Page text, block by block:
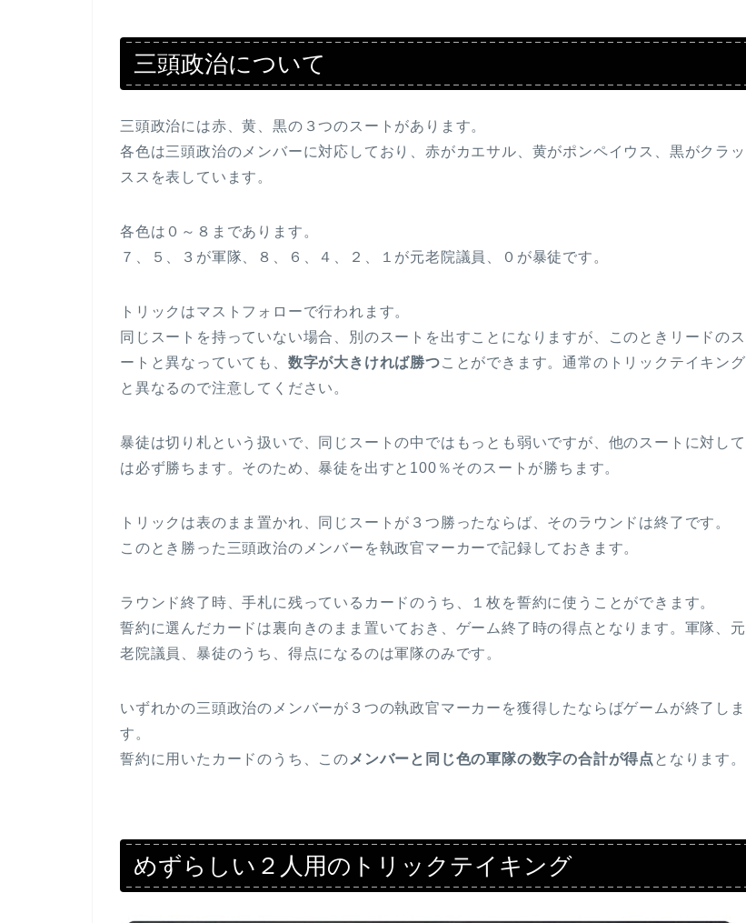
三頭政治について
三頭政治には赤、黄、黒の３つのスートがあります。
各色は三頭政治のメンバーに対応しており、赤がカエサル、黄がポンペイウス、黒がクラッ
ススを表しています。
各色は０～８まであります。
７、５、３が軍隊、８、６、４、２、１が元老院議員、０が暴徒です。
トリックはマストフォローで行われます。
同じスートを持っていない場合、別のスートを出すことになりますが、このときリードのス
ートと異なっていても、 数字が大きければ勝つことができます。通常のトリックテイキング
と異なるので注意してください。
暴徒は切り札という扱いで、同じスートの中ではもっとも弱いですが、他のスートに対して
は必ず勝ちます。そのため、暴徒を出すと100％そのスートが勝ちます。
トリックは表のまま置かれ、同じスートが３つ勝ったならば、そのラウンドは終了です。
このとき勝った三頭政治のメンバーを執政官マーカーで記録しておきます。
ラウンド終了時、手札に残っているカードのうち、１枚を誓約に使うことができます。
誓約に選んだカードは裏向きのまま置いておき、ゲーム終了時の得点となります。軍隊、元
老院議員、暴徒のうち、得点になるのは軍隊のみです。
いずれかの三頭政治のメンバーが３つの執政官マーカーを獲得したならばゲームが終了しま
す。
誓約に用いたカードのうち、この メンバーと同じ色の軍隊の数字の合計が得点 となります。
めずらしい２人用のトリックテイキング